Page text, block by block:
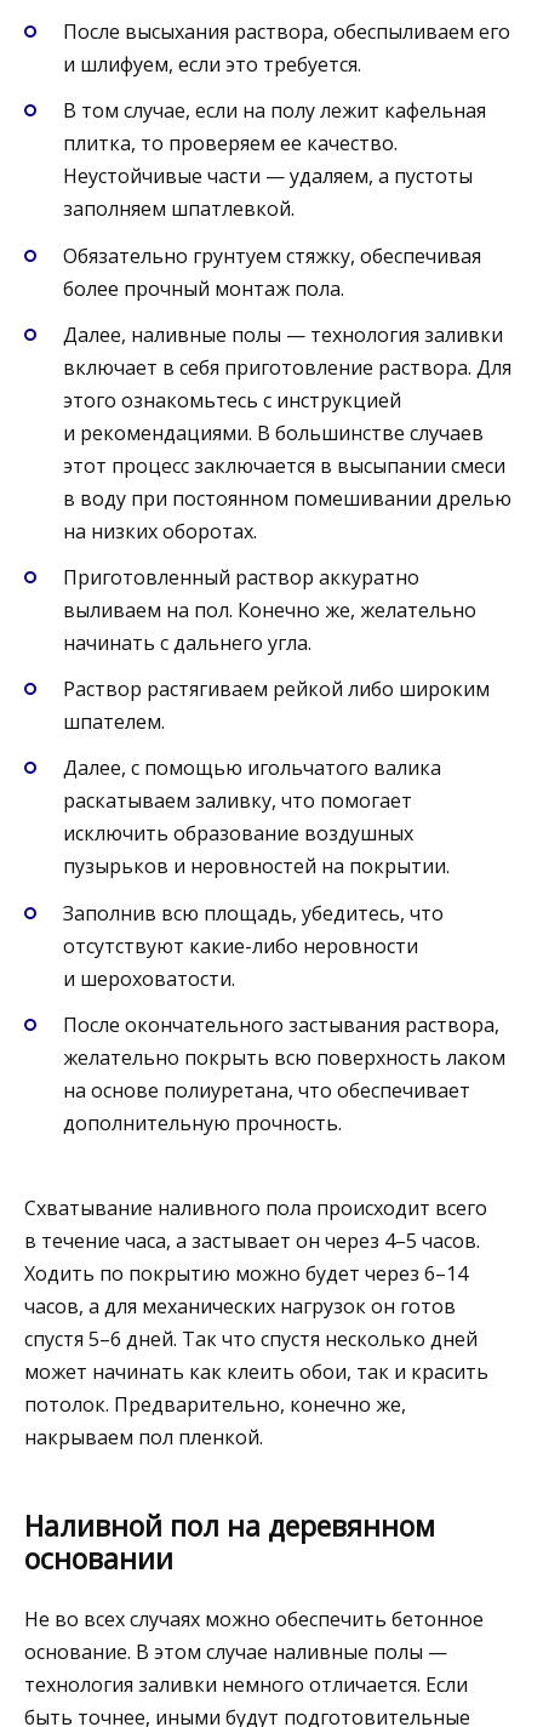
После высыхания раствора, обеспыливаем его
и шлифуем, если это требуется.
В том случае, если на полу лежит кафельная
плитка, то проверяем ее качество.
Неустойчивые части — удаляем, а пустоты
заполняем шпатлевкой.
Обязательно грунтуем стяжку, обеспечивая
более прочный монтаж пола.
Далее, наливные полы — технология заливки
включает в себя приготовление раствора. Для
этого ознакомьтесь с инструкцией
и рекомендациями. В большинстве случаев
этот процесс заключается в высыпании смеси
в воду при постоянном помешивании дрелью
на низких оборотах.
Приготовленный раствор аккуратно
выливаем на пол. Конечно же, желательно
начинать с дальнего угла.
Раствор растягиваем рейкой либо широким
шпателем.
Далее, с помощью игольчатого валика
раскатываем заливку, что помогает
исключить образование воздушных
пузырьков и неровностей на покрытии.
Заполнив всю площадь, убедитесь, что
отсутствуют какие-либо неровности
и шероховатости.
После окончательного застывания раствора,
желательно покрыть всю поверхность лаком
на основе полиуретана, что обеспечивает
дополнительную прочность.
Схватывание наливного пола происходит всего
в течение часа, а застывает он через 4–5 часов.
Ходить по покрытию можно будет через 6–14
часов, а для механических нагрузок он готов
спустя 5–6 дней. Так что спустя несколько дней
может начинать как клеить обои, так и красить
потолок. Предварительно, конечно же,
накрываем пол пленкой.
Наливной пол на деревянном
основании
Не во всех случаях можно обеспечить бетонное
основание. В этом случае наливные полы —
технология заливки немного отличается. Если
быть точнее, иными будут подготовительные